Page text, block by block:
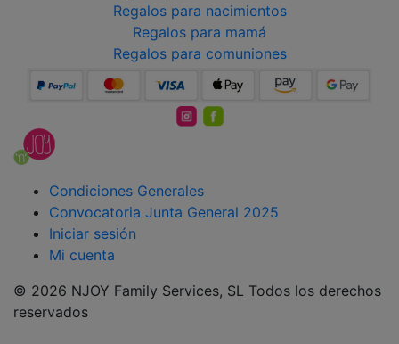
Regalos para nacimientos
Regalos para mamá
Regalos para comuniones
Condiciones Generales
Convocatoria Junta General 2025
Iniciar sesión
Mi cuenta
© 2026 NJOY Family Services, SL Todos los derechos
reservados